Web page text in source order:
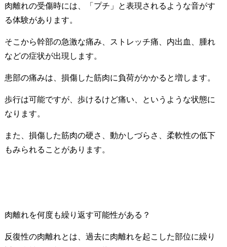
肉離れの受傷時には、「プチ」と表現されるような音がす
る体験があります。
そこから幹部の急激な痛み、ストレッチ痛、内出血、腫れ
などの症状が出現します。
患部の痛みは、損傷した筋肉に負荷がかかると増します。
歩行は可能ですが、歩けるけど痛い、というような状態に
なります。
また、損傷した筋肉の硬さ、動かしづらさ、柔軟性の低下
もみられることがあります。
肉離れを何度も繰り返す可能性がある？
反復性の肉離れとは、過去に肉離れを起こした部位に繰り